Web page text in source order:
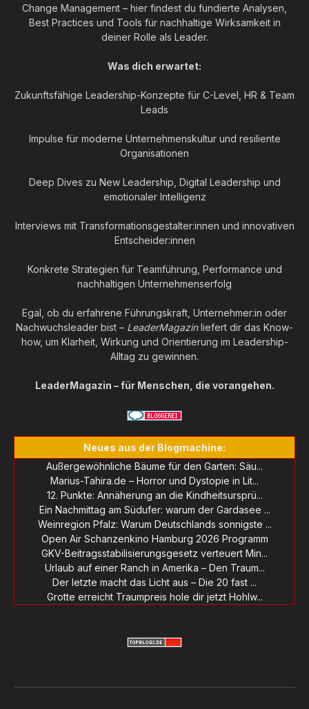
Change Management – hier findest du fundierte Analysen,
Best Practices und Tools für nachhaltige Wirksamkeit in
deiner Rolle als Leader.
Was dich erwartet:
Zukunftsfähige Leadership-Konzepte für C-Level, HR & Team
Leads
Impulse für moderne Unternehmenskultur und resiliente
Organisationen
Deep Dives zu New Leadership, Digital Leadership und
emotionaler Intelligenz
Interviews mit Transformationsgestalter:innen und innovativen
Entscheider:innen
Konkrete Strategien für Teamführung, Performance und
nachhaltigen Unternehmenserfolg
Egal, ob du erfahrene Führungskraft, Unternehmer:in oder
Nachwuchsleader bist – LeaderMagazinliefert dir das Know-
how, um Klarheit, Wirkung und Orientierung im Leadership-
Alltag zu gewinnen.
LeaderMagazin – für Menschen, die vorangehen.
Neues aus der Blogmachine:
Außergewöhnliche Bäume für den Garten: Säu...
Marius-Tahira.de – Horror und Dystopie in Lit...
12. Punkte: Annäherung an die Kindheitsursprü...
Ein Nachmittag am Südufer: warum der Gardasee ...
Weinregion Pfalz: Warum Deutschlands sonnigste ...
Open Air Schanzenkino Hamburg 2026 Programm
GKV-Beitragsstabilisierungsgesetz verteuert Min...
Urlaub auf einer Ranch in Amerika – Den Traum...
Der letzte macht das Licht aus – Die 20 fast ...
Grotte erreicht Traumpreis hole dir jetzt Hohlw...